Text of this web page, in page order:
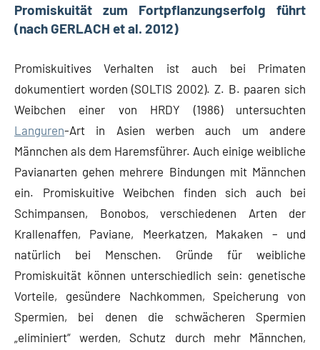
Promiskuität zum Fortpflanzungserfolg führt
(nach GERLACH et al. 2012)
Promiskuitives Verhalten ist auch bei Primaten
dokumentiert worden (SOLTIS 2002). Z. B. paaren sich
Weibchen einer von HRDY (1986) untersuchten
Languren-Art in Asien werben auch um andere
Männchen als dem Haremsführer. Auch einige weibliche
Pavianarten gehen mehrere Bindungen mit Männchen
ein. Promiskuitive Weibchen finden sich auch bei
Schimpansen, Bonobos, verschiedenen Arten der
Krallenaffen, Paviane, Meerkatzen, Makaken – und
natürlich bei Menschen. Gründe für weibliche
Promiskuität können unterschiedlich sein: genetische
Vorteile, gesündere Nachkommen, Speicherung von
Spermien, bei denen die schwächeren Spermien
„eliminiert“ werden, Schutz durch mehr Männchen,